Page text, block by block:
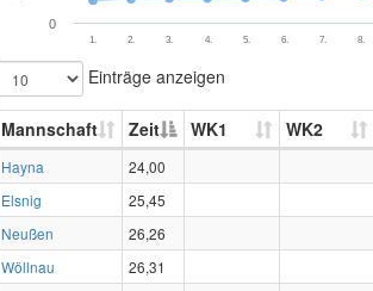
1. 2. 3. 4. 5. 6. 7. 8.
0
Einträge anzeigen
Mannschaft Zeit WK1 WK2
Hayna
24,00
Elsnig
25,45
Neußen
26,26
Wöllnau
26,31